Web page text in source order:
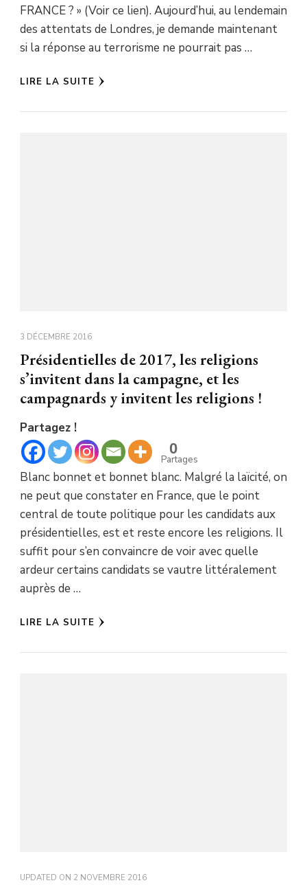
FRANCE ? » (Voir ce lien). Aujourd’hui, au lendemain
des attentats de Londres, je demande maintenant
si la réponse au terrorisme ne pourrait pas …
LIRE LA SUITE
3 DÉCEMBRE 2016
Présidentielles de 2017, les religions
s’invitent dans la campagne, et les
campagnards y invitent les religions !
Partagez !
0
Partages
Blanc bonnet et bonnet blanc. Malgré la laïcité, on
ne peut que constater en France, que le point
central de toute politique pour les candidats aux
présidentielles, est et reste encore les religions. Il
suffit pour s’en convaincre de voir avec quelle
ardeur certains candidats se vautre littéralement
auprès de …
LIRE LA SUITE
UPDATED ON 2 NOVEMBRE 2016